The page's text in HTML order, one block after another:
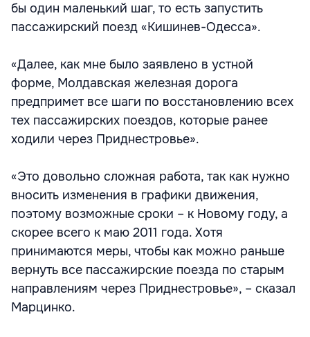
бы один маленький шаг, то есть запустить
пассажирский поезд «Кишинев-Одесса».
«Далее, как мне было заявлено в устной
форме, Молдавская железная дорога
предпримет все шаги по восстановлению всех
тех пассажирских поездов, которые ранее
ходили через Приднестровье».
«Это довольно сложная работа, так как нужно
вносить изменения в графики движения,
поэтому возможные сроки – к Новому году, а
скорее всего к маю 2011 года. Хотя
принимаются меры, чтобы как можно раньше
вернуть все пассажирские поезда по старым
направлениям через Приднестровье», – сказал
Марцинко.